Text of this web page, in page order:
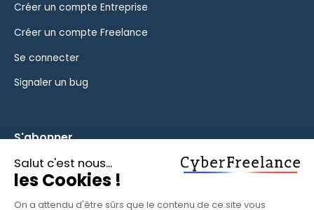
Créer un compte Entreprise
Créer un compte Freelance
Se connecter
Signaler un bug
S'abonner
Inscrivez-vous à notre newsletter pour rester informé des
fonctionnalités et des nouveautés.
S'ABONNER